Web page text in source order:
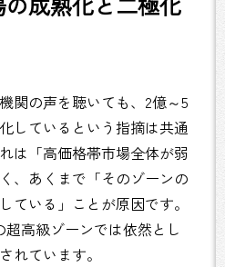
関の声を聴いても、2億～5
しているという指摘は共通
は「高価格帯市場全体が弱
、あくまで「そのゾーンの
ている」ことが原因です。
高級ゾーンでは依然とし
れています。